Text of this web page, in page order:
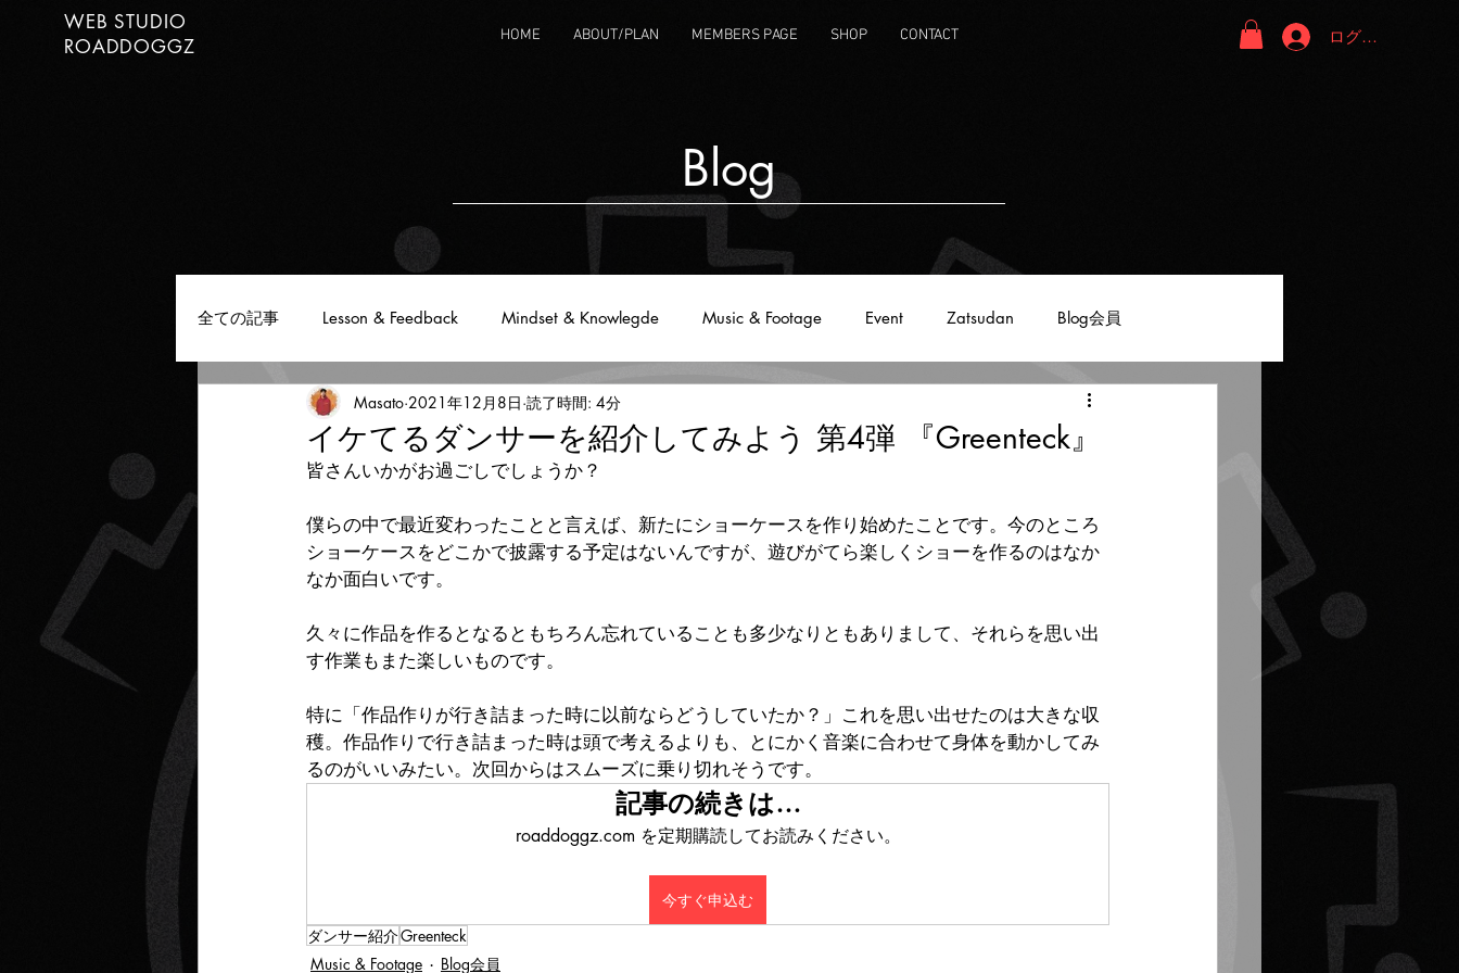
WEB STUDIO
ROADDOGGZ
HOME ABOUT/PLAN MEMBERS PAGE SHOP CONTACT ログイン
Blog
全ての記事 Lesson & Feedback Mindset & Knowlegde Music & Footage Event Zatsudan Blog会員
イケてるダンサーを紹介してみよう 第4弾 『Greenteck』
Masato 2021年12月8日 読了時間: 4分
皆さんいかがお過ごしでしょうか？
僕らの中で最近変わったことと言えば、新たにショーケースを作り始めたことです。今のところ
ショーケースをどこかで披露する予定はないんですが、遊びがてら楽しくショーを作るのはなか
なか面白いです。
久々に作品を作るとなるともちろん忘れていることも多少なりともありまして、それらを思い出
す作業もまた楽しいものです。
特に「作品作りが行き詰まった時に以前ならどうしていたか？」これを思い出せたのは大きな収
穫。作品作りで行き詰まった時は頭で考えるよりも、とにかく音楽に合わせて身体を動かしてみ
るのがいいみたい。次回からはスムーズに乗り切れそうです。
記事の続きは…
roaddoggz.com を定期購読してお読みください。
今すぐ申込む
ダンサー紹介Greenteck
Music & Footage
Blog会員